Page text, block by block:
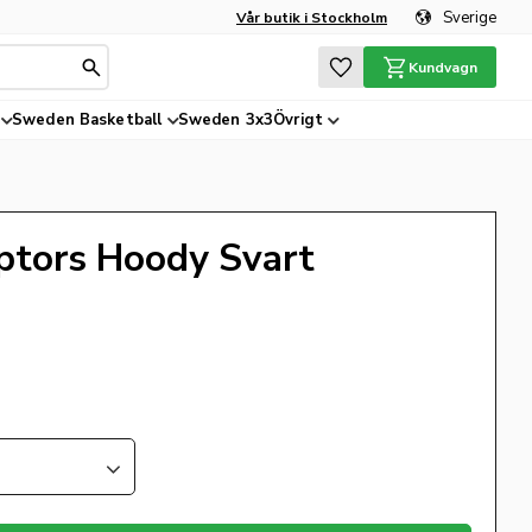
Vår butik i Stockholm Sverige
Favoriter
Kundvagn
Sweden Basketball Sweden 3x3Övrigt
Hoody Svart